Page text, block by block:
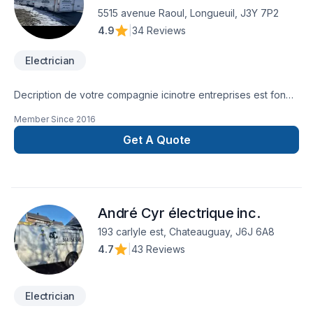
5515 avenue Raoul, Longueuil, J3Y 7P2
4.9
34 Reviews
Electrician
Decription de votre compagnie icinotre entreprises est fondé
des services d'appel d'urgence et service baisse de
Member Since 2016
Get A Quote
André Cyr électrique inc.
193 carlyle est, Chateauguay, J6J 6A8
4.7
43 Reviews
Electrician